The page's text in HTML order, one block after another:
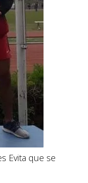
Evita que se